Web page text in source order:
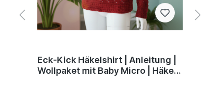
Eck-Kick Häkelshirt | Anleitung |
Wollpaket mit Baby Micro | Häkeln